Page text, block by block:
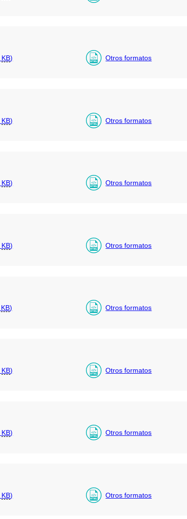
KB) Otros formatos
KB) Otros formatos
KB) Otros formatos
KB) Otros formatos
KB) Otros formatos
KB) Otros formatos
KB) Otros formatos
KB) Otros formatos